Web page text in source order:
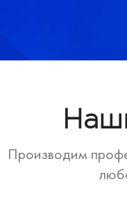
Производим